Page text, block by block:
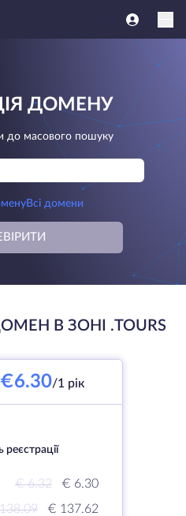
ДОМЕНУ
до масового пошуку
Всі домени
В ЗОНІ .TOURS
€6.30/1 рік
реєстрації
€ 6.32
€ 6.30
€ 137.62